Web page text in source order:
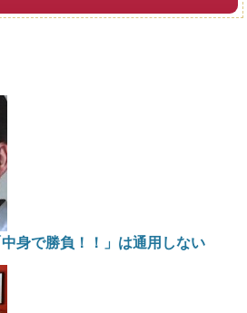
身で勝負！！」は通用しない